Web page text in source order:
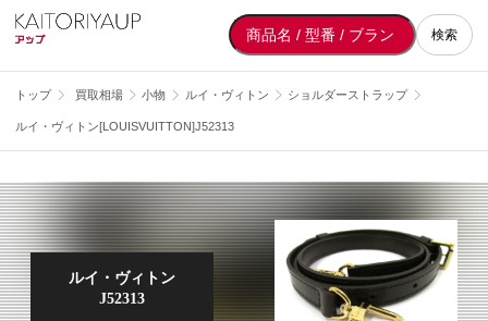
検索
トップ 買取相場 小物 ルイ・ヴィトン ショルダーストラップ
ルイ・ヴィトン[LOUISVUITTON]J52313
ルイ・ヴィトン
J52313